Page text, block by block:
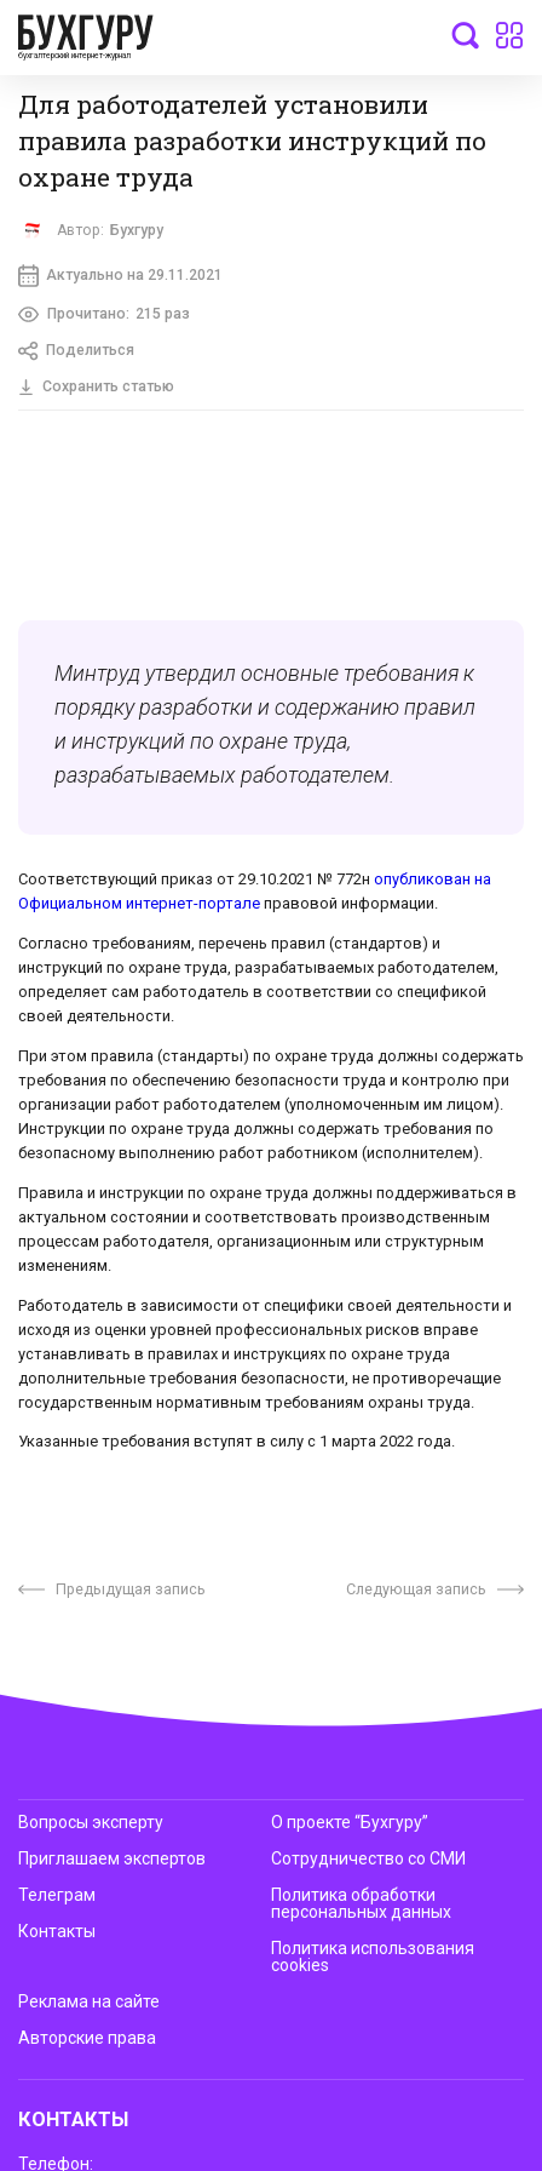
бухгалтерский интернет-журнал
Для работодателей установили
правила разработки инструкций по
охране труда
Автор: Бухгуру
Актуально на 29.11.2021
Прочитано: 215 раз
Поделиться
Сохранить статью
Минтруд утвердил основные требования к
порядку разработки и содержанию правил
и инструкций по охране труда,
разрабатываемых работодателем.
Соответствующий приказ от 29.10.2021 № 772н опубликован на
Официальном интернет-портале правовой информации.
Согласно требованиям, перечень правил (стандартов) и
инструкций по охране труда, разрабатываемых работодателем,
определяет сам работодатель в соответствии со спецификой
своей деятельности.
При этом правила (стандарты) по охране труда должны содержать
требования по обеспечению безопасности труда и контролю при
организации работ работодателем (уполномоченным им лицом).
Инструкции по охране труда должны содержать требования по
безопасному выполнению работ работником (исполнителем).
Правила и инструкции по охране труда должны поддерживаться в
актуальном состоянии и соответствовать производственным
процессам работодателя, организационным или структурным
изменениям.
Работодатель в зависимости от специфики своей деятельности и
исходя из оценки уровней профессиональных рисков вправе
устанавливать в правилах и инструкциях по охране труда
дополнительные требования безопасности, не противоречащие
государственным нормативным требованиям охраны труда.
Указанные требования вступят в силу с 1 марта 2022 года.
Предыдущая запись Следующая запись
Вопросы эксперту
Приглашаем экспертов
Телеграм
Контакты
О проекте “Бухгуру”
Сотрудничество со СМИ
Политика обработки
персональных данных
Политика использования
cookies
Реклама на сайте
Авторские права
КОНТАКТЫ
Телефон: